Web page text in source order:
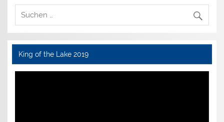
King of the Lake 2019
Video-